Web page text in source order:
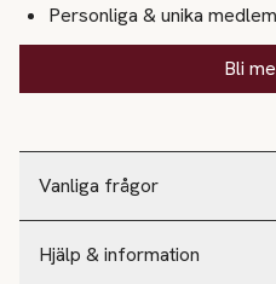
Vanliga frågor
Hjälp & information
Personliga & unika
Bli